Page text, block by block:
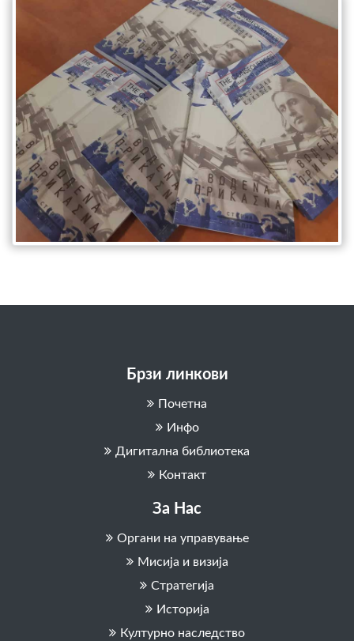
Брзи линкови
Почетна
Инфо
Дигитална библиотека
Контакт
За Нас
Органи на управување
Мисија и визија
Стратегија
Историја
Културно наследство